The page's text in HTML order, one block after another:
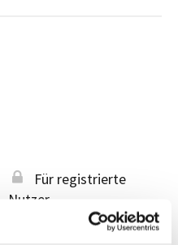
Für registrierte
Nutzer